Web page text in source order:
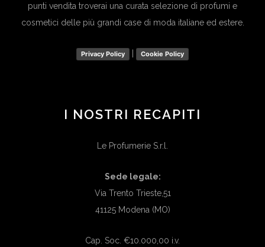
punti vendita troverai una curata selezione di profumi e
cosmetici delle più grandi case di moda italiane ed estere.
Privacy Policy Cookie Policy
I NOSTRI RECAPITI
Le Profumerie S.r.l.
Sede legale:
Via Trento Trieste,51
41125 Modena (MO)
Cap. Soc. €10.000,00 i.v.